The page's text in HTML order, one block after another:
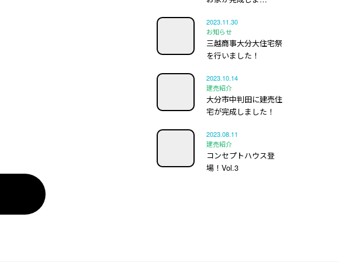
2023.11.30
お知らせ
三越商事大分大住宅祭
を行いました！
2023.10.14
建売紹介
大分市中判田に建売住
宅が完成しました！
2023.08.11
建売紹介
コンセプトハウス登
場！Vol.3